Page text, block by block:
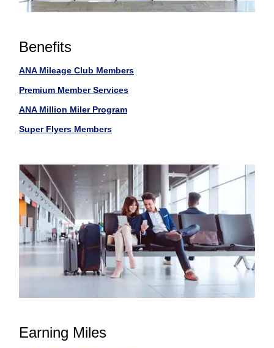
Benefits
ANA Mileage Club Members
Premium Member Services
ANA Million Miler Program
Super Flyers Members
Earning Miles